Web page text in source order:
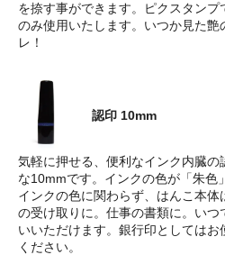
を捺す事ができます。ピクスタン
のみ使用いたします。いつか見た艶
レ！
認印 10mm
気軽に押せる、便利なインク内臓
な10mmです。インクの色が「朱色
インクの色に関わらず、はんこ本
の受け取りに。仕事の書類に。い
いいただけます。銀行印としては
ください。